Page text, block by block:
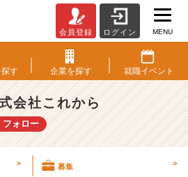
会員登録 ログイン MENU
探す 企業を探す 就職イベント
会社これから
フォロー
> 募集 >